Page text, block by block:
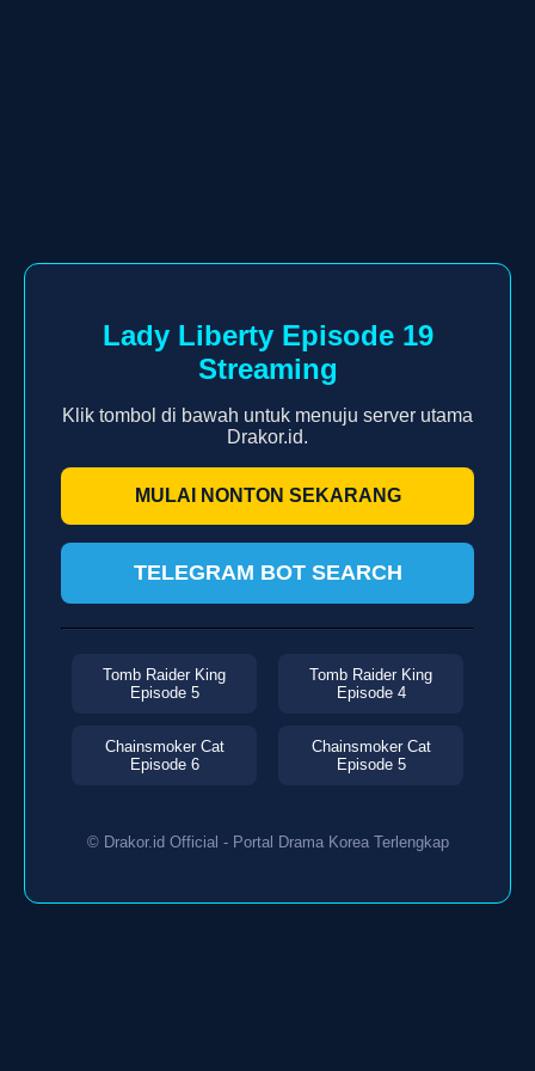
Lady Liberty Episode 19
Streaming
Klik tombol di bawah untuk menuju server utama
Drakor.id.
MULAI NONTON SEKARANG
TELEGRAM BOT SEARCH
Tomb Raider King
Episode 5
Tomb Raider King
Episode 4
Chainsmoker Cat
Episode 6
Chainsmoker Cat
Episode 5
© Drakor.id Official - Portal Drama Korea Terlengkap